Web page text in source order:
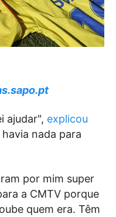
ajudar", explicou
nada para
por mim super
a CMTV porque
quem era. Têm